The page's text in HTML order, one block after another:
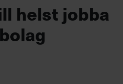
ledare
helst jobba